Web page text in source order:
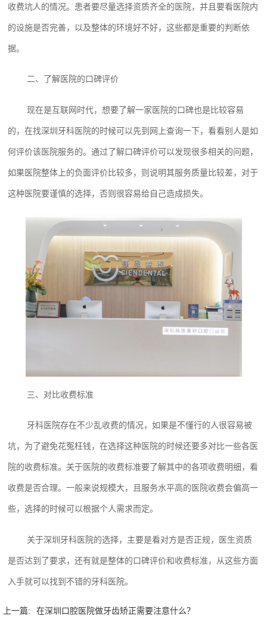
收费坑人的情况。患者要尽量选择资质齐全的医院，并且要看医院内
的设施是否完善，以及整体的环境好不好，这些都是重要的判断依
据。
二、了解医院的口碑评价
现在是互联网时代，想要了解一家医院的口碑也是比较容易
的，在找深圳牙科医院的时候可以先到网上查询一下，看看别人是如
何评价该医院服务的。通过了解口碑评价可以发现很多相关的问题，
如果医院整体上的负面评价比较多，则说明其服务质量比较差，对于
这种医院要谨慎的选择，否则很容易给自己造成损失。
三、对比收费标准
牙科医院存在不少乱收费的情况，如果是不懂行的人很容易被
坑，为了避免花冤枉钱，在选择这种医院的时候还要多对比一些各医
院的收费标准。关于医院的收费标准要了解其中的各项收费明细，看
收费是否合理。一般来说规模大，且服务水平高的医院收费会偏高一
些，选择的时候可以根据个人需求而定。
关于深圳牙科医院的选择，主要是看对方是否正规，医生资质
是否达到了要求，还有就是整体的口碑评价和收费标准，从这些方面
入手就可以找到不错的牙科医院。
上一篇:
在深圳口腔医院做牙齿矫正需要注意什么？